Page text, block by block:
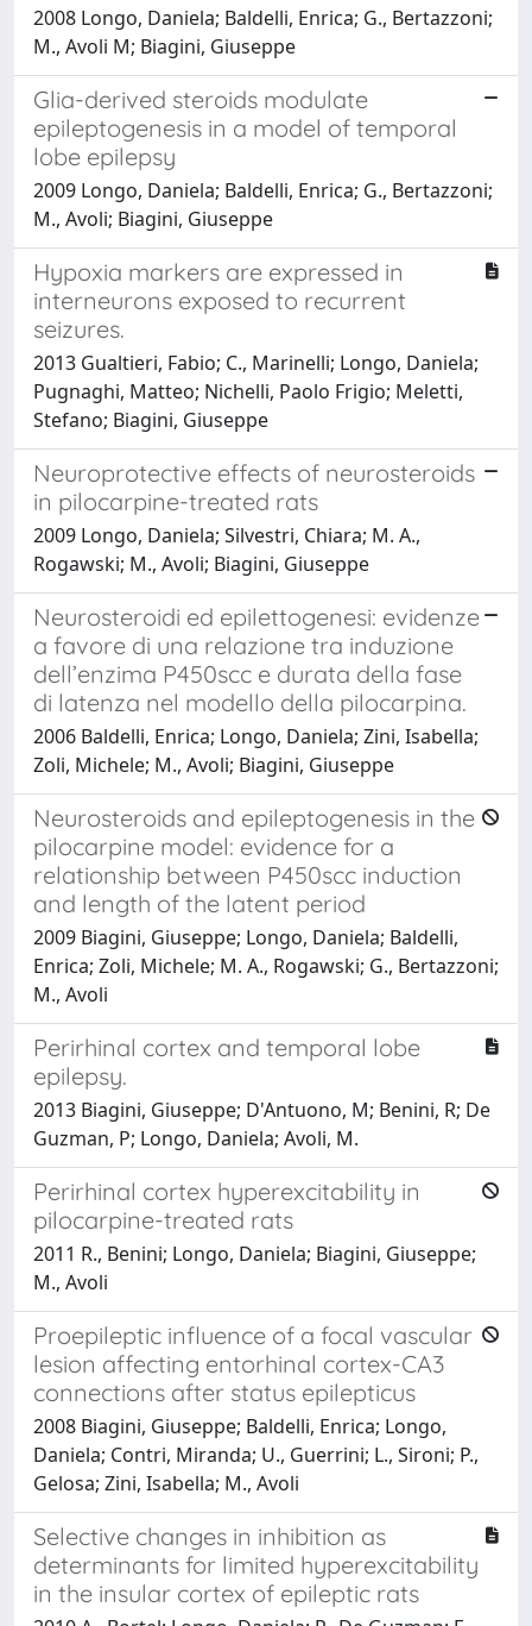
2008 Longo, Daniela; Baldelli, Enrica; G., Bertazzoni;
M., Avoli M; Biagini, Giuseppe
Glia-derived steroids modulate
epileptogenesis in a model of temporal
lobe epilepsy
2009 Longo, Daniela; Baldelli, Enrica; G., Bertazzoni;
M., Avoli; Biagini, Giuseppe
Hypoxia markers are expressed in
interneurons exposed to recurrent
seizures.
2013 Gualtieri, Fabio; C., Marinelli; Longo, Daniela;
Pugnaghi, Matteo; Nichelli, Paolo Frigio; Meletti,
Stefano; Biagini, Giuseppe
Neuroprotective effects of neurosteroids
in pilocarpine-treated rats
2009 Longo, Daniela; Silvestri, Chiara; M. A.,
Rogawski; M., Avoli; Biagini, Giuseppe
Neurosteroidi ed epilettogenesi: evidenze
a favore di una relazione tra induzione
dell’enzima P450scc e durata della fase
di latenza nel modello della pilocarpina.
2006 Baldelli, Enrica; Longo, Daniela; Zini, Isabella;
Zoli, Michele; M., Avoli; Biagini, Giuseppe
Neurosteroids and epileptogenesis in the
pilocarpine model: evidence for a
relationship between P450scc induction
and length of the latent period
2009 Biagini, Giuseppe; Longo, Daniela; Baldelli,
Enrica; Zoli, Michele; M. A., Rogawski; G., Bertazzoni;
M., Avoli
Perirhinal cortex and temporal lobe
epilepsy.
2013 Biagini, Giuseppe; D'Antuono, M; Benini, R; De
Guzman, P; Longo, Daniela; Avoli, M.
Perirhinal cortex hyperexcitability in
pilocarpine-treated rats
2011 R., Benini; Longo, Daniela; Biagini, Giuseppe;
M., Avoli
Proepileptic influence of a focal vascular
lesion affecting entorhinal cortex-CA3
connections after status epilepticus
2008 Biagini, Giuseppe; Baldelli, Enrica; Longo,
Daniela; Contri, Miranda; U., Guerrini; L., Sironi; P.,
Gelosa; Zini, Isabella; M., Avoli
Selective changes in inhibition as
determinants for limited hyperexcitability
in the insular cortex of epileptic rats